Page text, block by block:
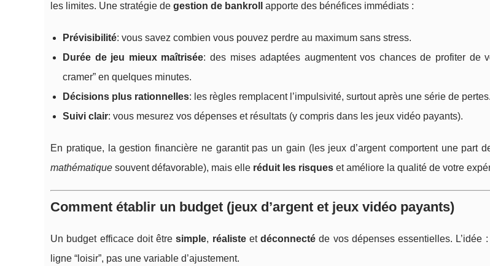
les limites. Une stratégie de gestion de bankroll apporte des bénéfices immédiats :
Prévisibilité: vous savez combien vous pouvez perdre au maximum sans stress.
Durée de jeu mieux maîtrisée: des mises adaptées augmentent vos chances de profiter de
cramer” en quelques minutes.
Décisions plus rationnelles: les règles remplacent l’impulsivité, surtout après une série de pertes.
Suivi clair: vous mesurez vos dépenses et résultats (y compris dans les jeux vidéo payants).
En pratique, la gestion financière ne garantit pas un gain (les jeux d’argent comportent une part
mathématique souvent défavorable), mais elle réduit les risques et améliore la qualité de votre
Comment établir un budget (jeux d’argent et jeux vidéo payants)
Un budget efficace doit êtresimple, réalisteetdéconnecté de vos dépenses essentielles. L’idée
ligne “loisir”, pas une variable d’ajustement.